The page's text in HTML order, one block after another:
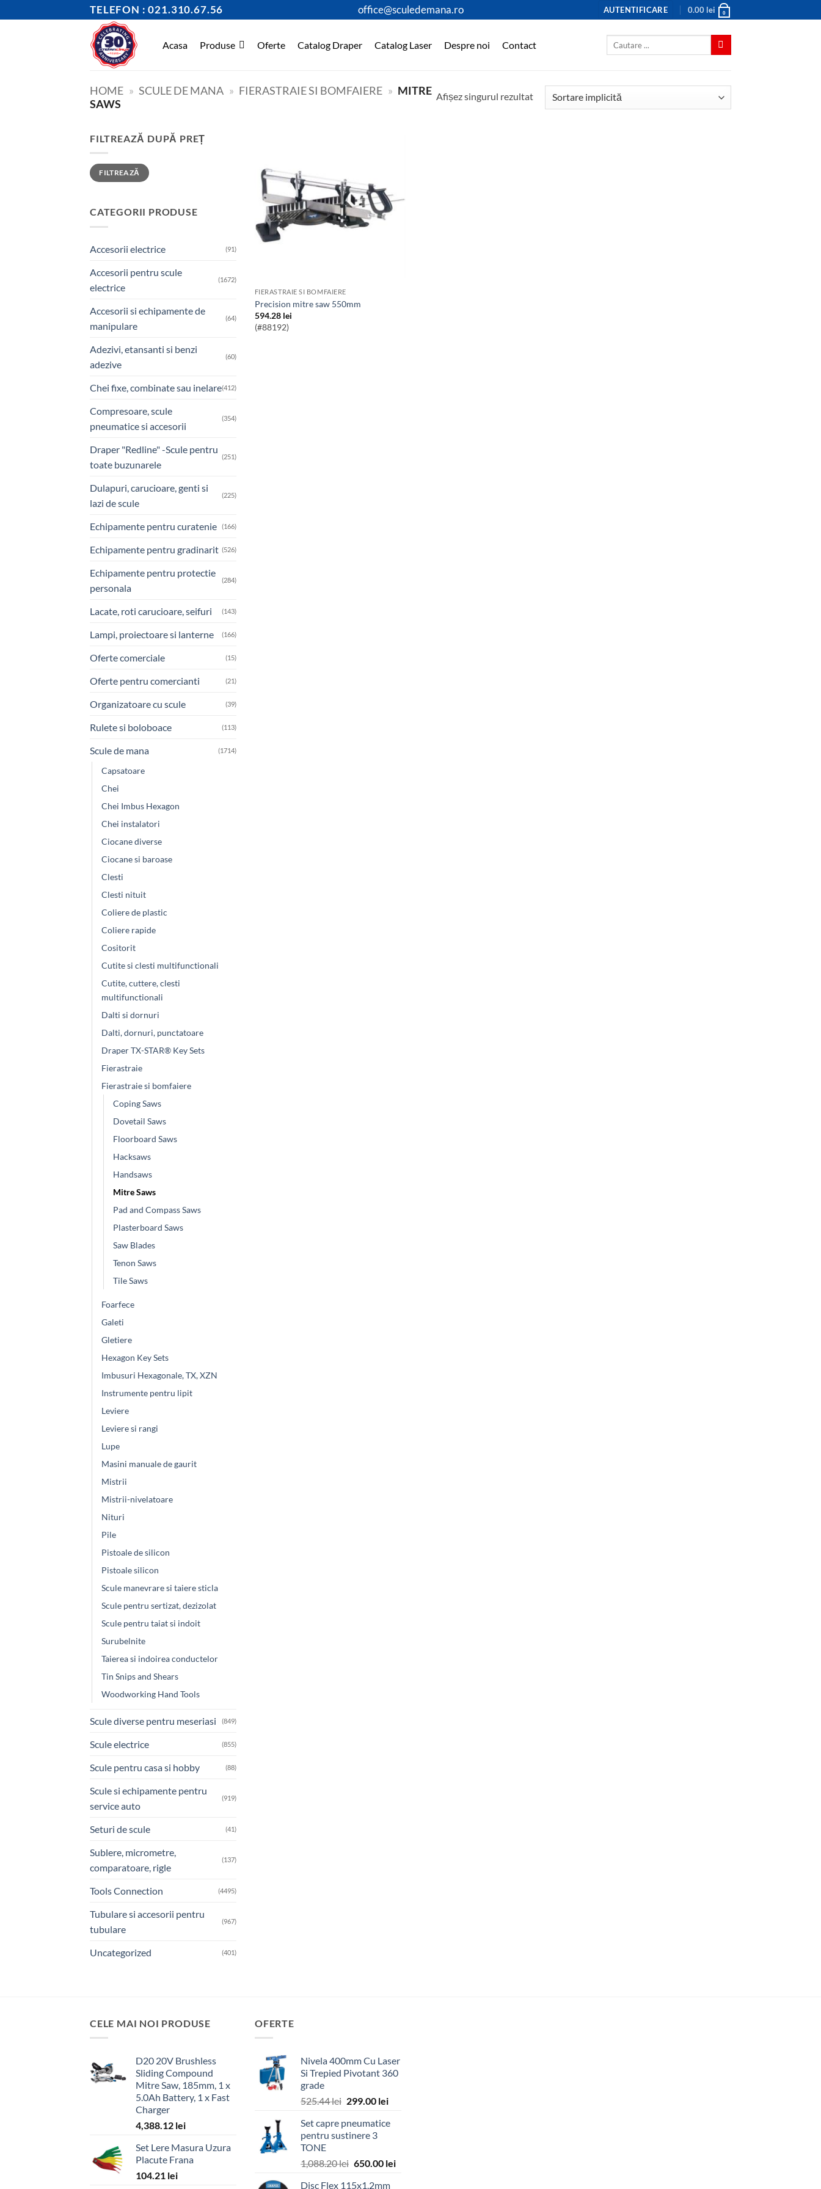
to
TELEFON : 021.310.67.56 office@sculedemana.ro AUTENTIFICARE 0.00 lei 0
Acasa Produse Oferte Catalog Draper Catalog Laser Despre noi Contact
HOME » SCULE DE MANA » FIERASTRAIE SI BOMFAIERE » MITRE
SAWS
Afișez singurul rezultat
FILTREAZĂ DUPĂ PREȚ
Preț
minim
Preț
maxim
FILTREAZĂ
CATEGORII PRODUSE
Accesorii electrice (91)
Accesorii pentru scule
electrice
(1672)
Accesorii si echipamente de
manipulare
(64)
Adezivi, etansanti si benzi
adezive
(60)
Chei fixe, combinate sau inelare(412)
Compresoare, scule
pneumatice si accesorii
(354)
Draper "Redline" -Scule pentru
toate buzunarele
(251)
Dulapuri, carucioare, genti si
lazi de scule
(225)
Echipamente pentru curatenie (166)
Echipamente pentru gradinarit (526)
Echipamente pentru protectie
personala
(284)
Lacate, roti carucioare, seifuri (143)
Lampi, proiectoare si lanterne (166)
Oferte comerciale (15)
Oferte pentru comercianti (21)
Organizatoare cu scule (39)
Rulete si boloboace (113)
Scule de mana (1714)
Capsatoare
Chei
Chei Imbus Hexagon
Chei instalatori
Ciocane diverse
Ciocane si baroase
Clesti
Clesti nituit
Coliere de plastic
Coliere rapide
Cositorit
Cutite si clesti multifunctionali
Cutite, cuttere, clesti
multifunctionali
Dalti si dornuri
Dalti, dornuri, punctatoare
Draper TX-STAR® Key Sets
Fierastraie
Fierastraie si bomfaiere
Coping Saws
Dovetail Saws
Floorboard Saws
Hacksaws
Handsaws
Mitre Saws
Pad and Compass Saws
Plasterboard Saws
Saw Blades
Tenon Saws
Tile Saws
Foarfece
Galeti
Gletiere
Hexagon Key Sets
Imbusuri Hexagonale, TX, XZN
Instrumente pentru lipit
Leviere
Leviere si rangi
Lupe
Masini manuale de gaurit
Mistrii
Mistrii-nivelatoare
Nituri
Pile
Pistoale de silicon
Pistoale silicon
Scule manevrare si taiere sticla
Scule pentru sertizat, dezizolat
Scule pentru taiat si indoit
Surubelnite
Taierea si indoirea conductelor
Tin Snips and Shears
Woodworking Hand Tools
Scule diverse pentru meseriasi (849)
Scule electrice (855)
Scule pentru casa si hobby (88)
Scule si echipamente pentru
service auto
(919)
Seturi de scule (41)
Sublere, micrometre,
comparatoare, rigle
(137)
Tools Connection (4495)
Tubulare si accesorii pentru
tubulare
(967)
Uncategorized (401)
FIERASTRAIE SI BOMFAIERE
precision mitre saw 550mm
594.28 lei
(#88192)
CELE MAI NOI PRODUSE
D20 20V Brushless
Sliding Compound
Mitre Saw, 185mm, 1 x
5.0Ah Battery, 1 x Fast
Charger
4,388.12 lei
Set Lere Masura Uzura
Placute Frana
104.21 lei
OFERTE
Nivela 400mm Cu Laser
Si Trepied Pivotant 360
grade
525.44lei Prețul
a
fost:
299.00 leiPrețul
este:
Set capre pneumatice
pentru sustinere 3
TONE
1,088.20lei Prețul
650.00 leiPrețul
Disc Flex 115x1.2mm